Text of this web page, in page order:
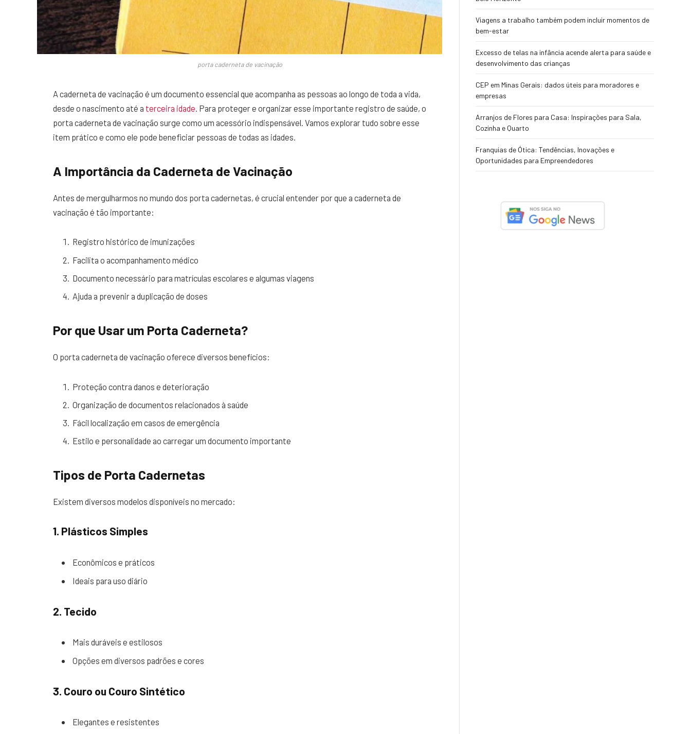
porta caderneta de vacinação
A caderneta de vacinação é um documento essencial que acompanha as pessoas ao longo de toda a vida,
desde o nascimento até a terceira idade. Para proteger e organizar esse importante registro de saúde, o
porta caderneta de vacinação surge como um acessório indispensável. Vamos explorar tudo sobre esse
item prático e como ele pode beneficiar pessoas de todas as idades.
A Importância da Caderneta de Vacinação
Antes de mergulharmos no mundo dos porta cadernetas, é crucial entender por que a caderneta de
vacinação é tão importante:
Registro histórico de imunizações
Facilita o acompanhamento médico
Documento necessário para matrículas escolares e algumas viagens
Ajuda a prevenir a duplicação de doses
Por que Usar um Porta Caderneta?
O porta caderneta de vacinação oferece diversos benefícios:
Proteção contra danos e deterioração
Organização de documentos relacionados à saúde
Fácil localização em casos de emergência
Estilo e personalidade ao carregar um documento importante
Tipos de Porta Cadernetas
Existem diversos modelos disponíveis no mercado:
1. Plásticos Simples
Econômicos e práticos
Ideais para uso diário
2. Tecido
Mais duráveis e estilosos
Opções em diversos padrões e cores
3. Couro ou Couro Sintético
Elegantes e resistentes
Viagens a trabalho também podem incluir momentos de
bem-estar
Excesso de telas na infância acende alerta para saúde e
desenvolvimento das crianças
CEP em Minas Gerais: dados úteis para moradores e
empresas
Arranjos de Flores para Casa: Inspirações para Sala,
Cozinha e Quarto
Franquias de Ótica: Tendências, Inovações e
Oportunidades para Empreendedores